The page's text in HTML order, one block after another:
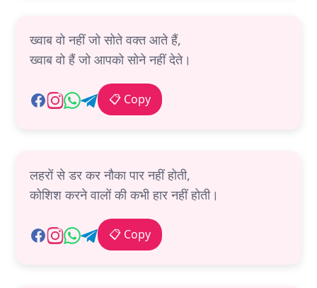
ख्वाब वो नहीं जो सोते वक्त आते हैं,
ख्वाब वो हैं जो आपको सोने नहीं देते।
📋 Copy
लहरों से डर कर नौका पार नहीं होती,
कोशिश करने वालों की कभी हार नहीं होती।
📋 Copy